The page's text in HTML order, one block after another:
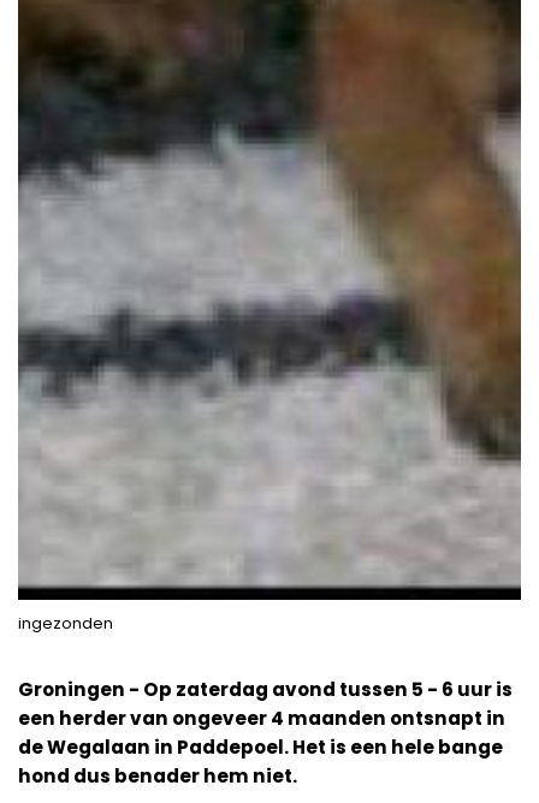
ingezonden
Groningen - Op zaterdag avond tussen 5 - 6 uur is
een herder van ongeveer 4 maanden ontsnapt in
de Wegalaan in Paddepoel. Het is een hele bange
hond dus benader hem niet.